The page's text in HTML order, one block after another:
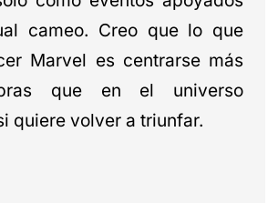
cameo. Creo que lo que
Marvel es centrarse más
que en el universo
quiere volver a triunfar.